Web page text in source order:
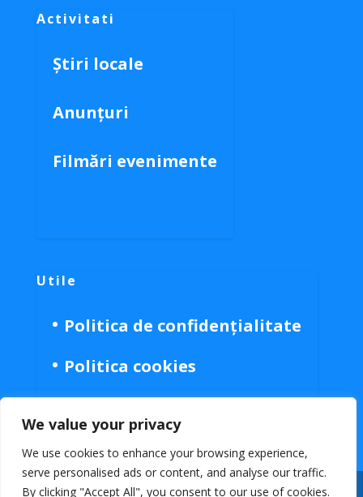
We value your privacy
We use cookies to enhance your browsing experience,
serve personalised ads or content, and analyse our traffic.
By clicking "Accept All", you consent to our use of cookies.
Activitati
Știri locale
Anunțuri
Filmări evenimente
Utile
Politica de confidențialitate
Politica cookies